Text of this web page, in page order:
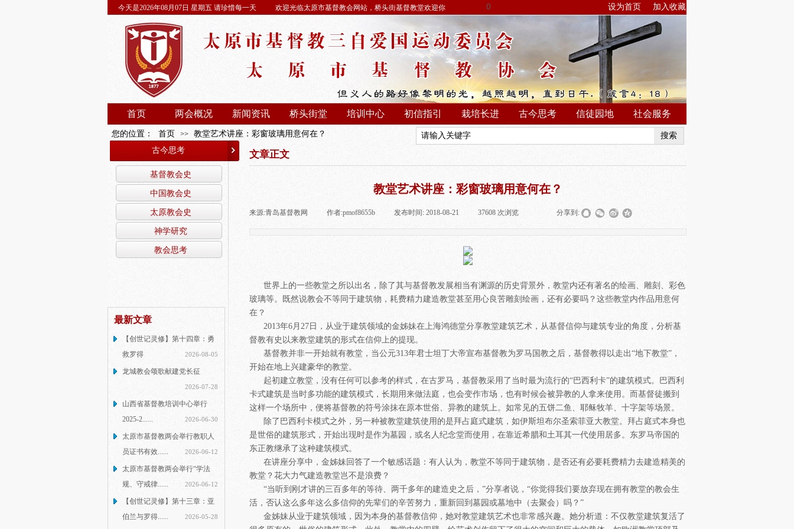
您的位置：
0 设为首页 加入收藏
欢迎光临太原市基督教会网站，桥头街基督教堂欢迎你
今天是2026年08月07日 星期五 请珍惜每一天
首页 两会概况 新闻资讯 桥头街堂 培训中心 初信指引 栽培长进 古今思考 信徒园地 社会服务
搜索
首页 >> 教堂艺术讲座：彩窗玻璃用意何在？
古今思考 文章正文
基督教会史
中国教会史
太原教会史
神学研究
教会思考
教堂艺术讲座：彩窗玻璃用意何在？
来源:青岛基督教网 作者:pmof8655b 发布时间: 2018-08-21 37608 次浏览 分享到:
世界上的一些教堂之所以出名，除了其与基督教发展相当有渊源的历史背景外，教堂内还有著名的绘画、雕刻、彩色
玻璃等。既然说教会不等同于建筑物，耗费精力建造教堂甚至用心良苦雕刻绘画，还有必要吗？这些教堂内作品用意何
在？
2013年6月27日，从业于建筑领域的金姊妹在上海鸿德堂分享教堂建筑艺术，从基督信仰与建筑专业的角度，分析基
督教有史以来教堂建筑的形式在信仰上的提现。
基督教并非一开始就有教堂，当公元313年君士坦丁大帝宣布基督教为罗马国教之后，基督教得以走出“地下教堂”，
开始在地上兴建豪华的教堂。
起初建立教堂，没有任何可以参考的样式，在古罗马，基督教采用了当时最为流行的“巴西利卡”的建筑模式。巴西利
卡式建筑是当时多功能的建筑模式，长期用来做法庭，也会变作市场，也有时候会被异教的人拿来使用。而基督徒搬到
这样一个场所中，便将基督教的符号涂抹在原本世俗、异教的建筑上。如常见的五饼二鱼、耶稣牧羊、十字架等场景。
除了巴西利卡模式之外，另一种被教堂建筑使用的是拜占庭式建筑，如伊斯坦布尔圣索菲亚大教堂。拜占庭式本身也
是世俗的建筑形式，开始出现时是作为墓园，或名人纪念堂而使用，在靠近希腊和土耳其一代使用居多。东罗马帝国的
东正教继承了这种建筑模式。
在讲座分享中，金姊妹回答了一个敏感话题：有人认为，教堂不等同于建筑物，是否还有必要耗费精力去建造精美的
教堂？花大力气建造教堂岂不是浪费？
“当听到刚才讲的三百多年的等待、两千多年的建造史之后，”分享者说，“你觉得我们要放弃现在拥有教堂的教会生
活，否认这么多年这么多信仰的先辈们的辛苦努力，重新回到墓园或墓地中（去聚会）吗？”
金姊妹从业于建筑领域，因为本身的基督教信仰，她对教堂建筑艺术也非常感兴趣。她分析道：不仅教堂建筑复活了
最新文章
【创世记灵修】第十四章：勇
救罗得
2026-08-05
龙城教会颂歌献建党长征
2026-07-28
山西省基督教培训中心举行
2025-2......
2026-06-30
太原市基督教两会举行教职人
员证书有效......
2026-06-12
太原市基督教两会举行“学法
规、守戒律......
2026-06-12
【创世记灵修】第十三章：亚
伯兰与罗得......
2026-05-28